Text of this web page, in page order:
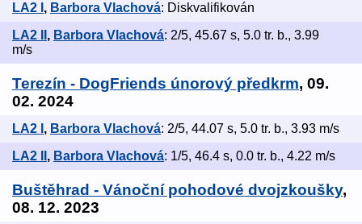
LA2 I , Barbora Vlachová: Diskvalifikován
LA2 II , Barbora Vlachová: 2/5, 45.67 s, 5.0 tr. b., 3.99
m/s
Terezín - DogFriends únorový předkrm, 09.
02. 2024
LA2 I , Barbora Vlachová: 2/5, 44.07 s, 5.0 tr. b., 3.93 m/s
LA2 II , Barbora Vlachová: 1/5, 46.4 s, 0.0 tr. b., 4.22 m/s
Buštěhrad - Vánoční pohodové dvojzkoušky,
08. 12. 2023